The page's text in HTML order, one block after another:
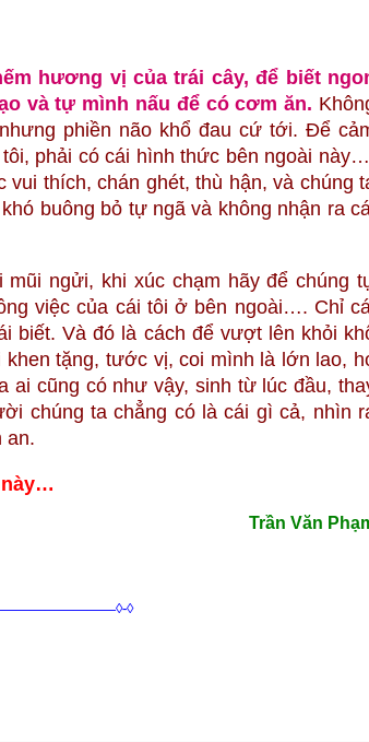
hương vị của trái cây, để biết
và tự mình nấu để có cơm ăn.
phiền não khổ đau cứ tới. Để
phải có cái hình thức bên ngoài
thích, chán ghét, thù hận, và chúng
buông bỏ tự ngã và không nhận ra
mũi ngửi, khi xúc chạm hãy để chúng
việc của cái tôi ở bên ngoài…. Chỉ
biết. Và đó là cách để vượt lên khỏi
tặng, tước vị, coi mình là lớn lao,
ai cũng có như vậy, sinh từ lúc đầu,
chúng ta chẳng có là cái gì cả, nhìn
an.
này…
Trần Văn
◊